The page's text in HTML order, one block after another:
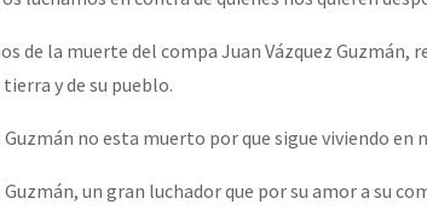
Tokín por el CNI: 30 años de Resistencia y
de la muerte del compa Juan Vázquez Guzmán,
y de su pueblo.
Guzmán no esta muerto por que sigue viviendo en
Guzmán, un gran luchador que por su amor a su